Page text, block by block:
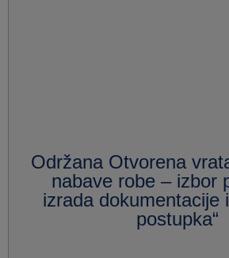
Održana Otvorena
nabave robe – izbor
izrada dokumentacije
postupka“